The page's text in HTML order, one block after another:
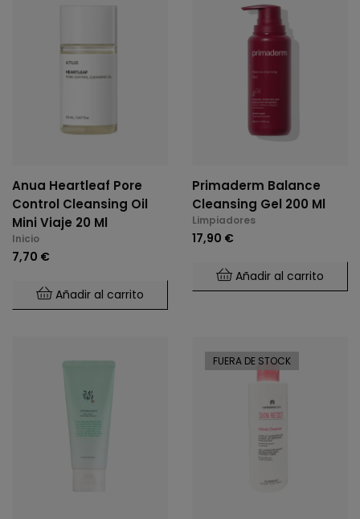
Anua Heartleaf Pore
Control Cleansing Oil
Mini Viaje 20 Ml
Inicio
7,70 €
Añadir al carrito
Primaderm Balance
Cleansing Gel 200 Ml
Limpiadores
17,90 €
Añadir al carrito
FUERA DE STOCK